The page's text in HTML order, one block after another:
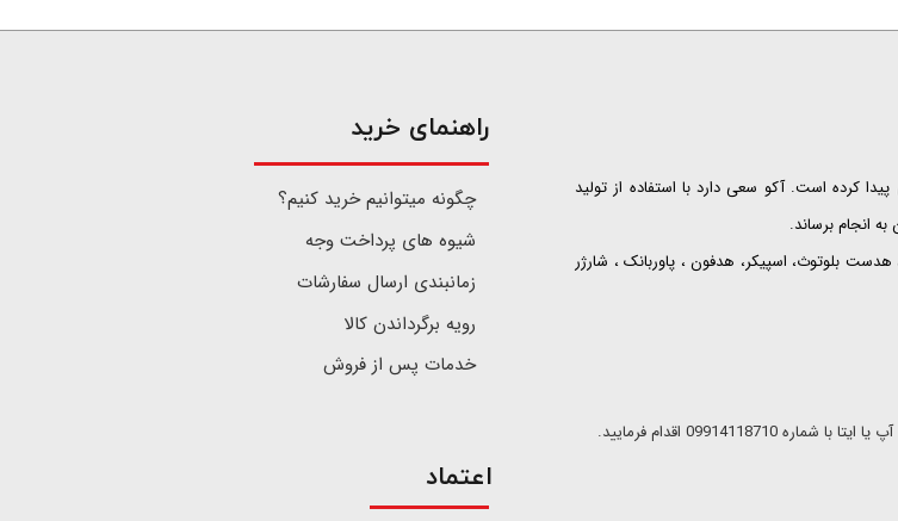
کرده است. آکو سعی دارد با استفاده از تولید
انجام برساند.
بلوتوث، اسپیکر، هدفون ، پاوربانک ، شارژر
اقدام فرمایید.
​راهنمای خرید
چگونه میتوانیم خرید کنیم؟
شیوه های پرداخت وجه
زمانبندی ارسال سفارشات
رویه برگرداندن کالا
خدمات پس از فروش
اعتماد